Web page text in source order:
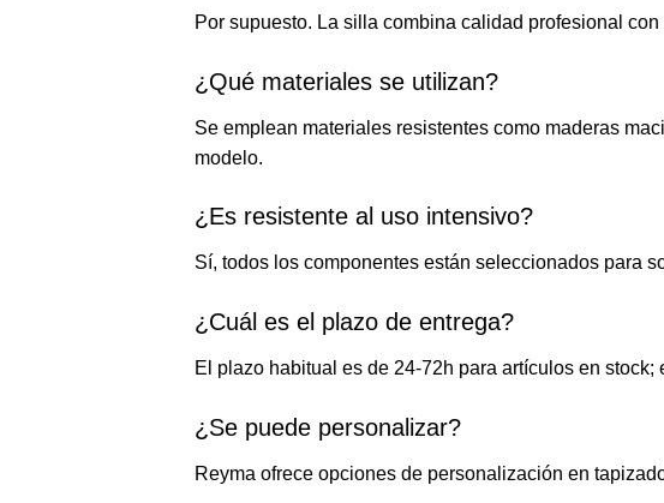
Por supuesto. La silla combina calidad profesional
¿Qué materiales se utilizan?
Se emplean materiales resistentes como maderas
modelo.
¿Es resistente al uso intensivo?
Sí, todos los componentes están seleccionados para
¿Cuál es el plazo de entrega?
El plazo habitual es de 24-72h para artículos en
¿Se puede personalizar?
Reyma ofrece opciones de personalización en